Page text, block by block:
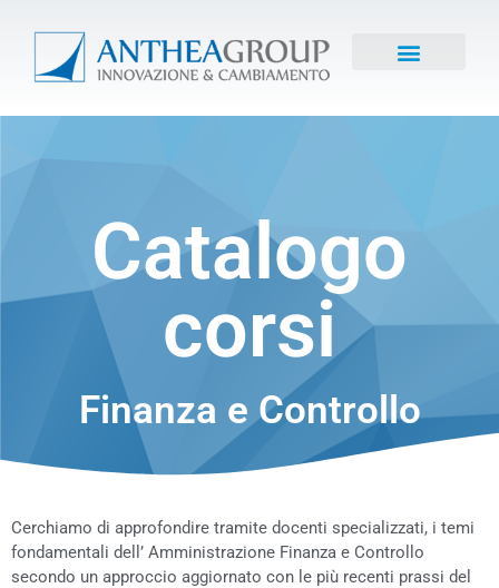
Catalogo
corsi
Finanza e Controllo
Cerchiamo di approfondire tramite docenti specializzati, i temi
fondamentali dell’ Amministrazione Finanza e Controllo
secondo un approccio aggiornato con le più recenti prassi del